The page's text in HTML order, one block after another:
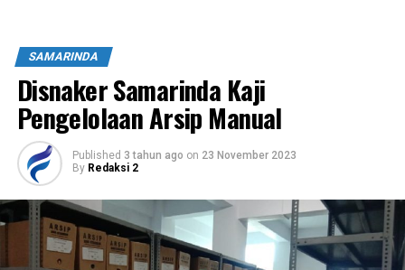
SAMARINDA
Disnaker Samarinda Kaji
Pengelolaan Arsip Manual
Published 3 tahun ago on 23 November 2023
By Redaksi 2